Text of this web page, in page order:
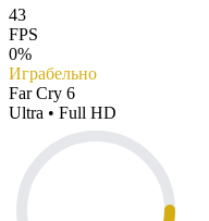
43
FPS
0%
Играбельно
Far Cry 6
Ultra • Full HD